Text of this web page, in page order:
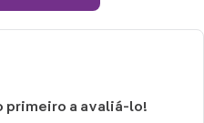
primeiro a avaliá-lo!